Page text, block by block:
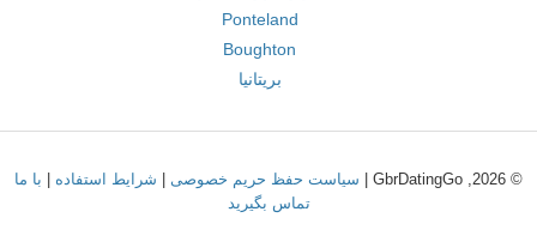
Ponteland
Boughton
بریتانیا
© 2026, GbrDatingGo | سیاست حفظ حریم خصوصی شرایط استفاده
با ما
تماس بگیرید